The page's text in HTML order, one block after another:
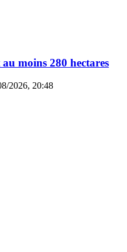
moins 280 hectares
2026, 20:48